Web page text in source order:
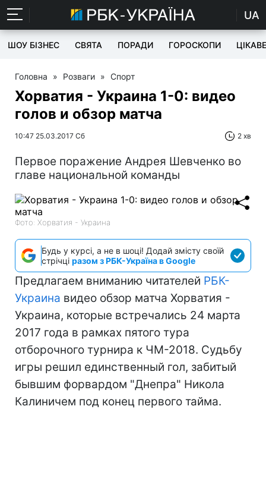
UA
ШОУ БІЗНЕС СВЯТА ПОРАДИ ГОРОСКОПИ ЦІКАВЕ
Головна » Розваги » Спорт
Хорватия - Украина 1-0: видео
голов и обзор матча
10:47 25.03.2017 Сб 2 хв
Первое поражение Андрея Шевченко во
главе национальной команды
Фото: Хорватия - Украина
Будь у курсі, а не в шоці! Додай змісту своїй
стрічці разом з РБК-Україна в Google
Предлагаем вниманию читателей РБК-
Украина видео обзор матча Хорватия -
Украина, которые встречались 24 марта
2017 года в рамках пятого тура
отборочного турнира к ЧМ-2018. Судьбу
игры решил единственный гол, забитый
бывшим форвардом "Днепра" Никола
Калиничем под конец первого тайма.